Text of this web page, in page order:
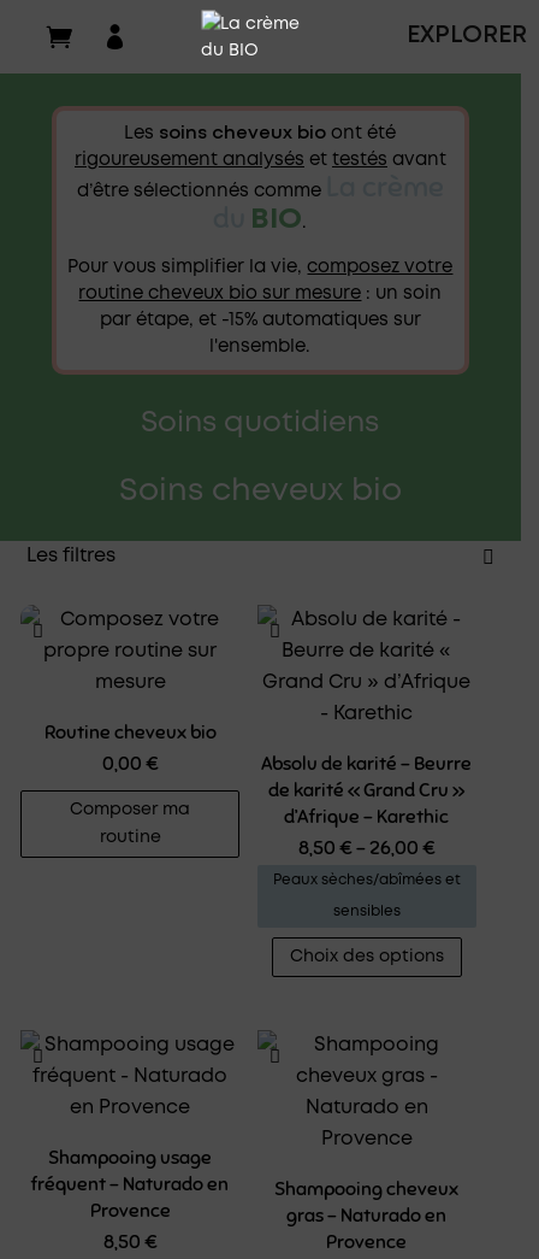
EXPLORER

Les soins cheveux bio ont été
rigoureusement analysés et testés avant
d’être sélectionnés comme
BIO.
Pour vous simplifier la vie,composez votre
routine cheveux bio sur mesure : un soin
par étape, et -15% automatiques sur
l'ensemble.
Soins quotidiens
Soins cheveux bio
Les filtres
Naturado - Soins capillaires
Après-shampooing & Soins
Soins sans rinçage cheveux
Masques / Bains cheveux
Routine cheveux bio
0,00 €
Composer ma
routine
Absolu de karité – Beurre
de karité « Grand Cru »
d’Afrique – Karethic
8,50 €– 26,00 €
Peaux sèches/abîmées et
sensibles
Choix des options
Ce
Shampooing usage
fréquent – Naturado en
Provence
8,50 €
Shampooing cheveux
gras – Naturado en
Provence